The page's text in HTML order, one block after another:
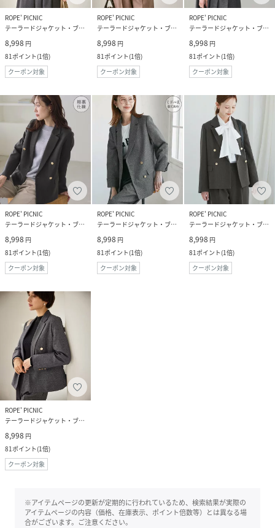
ROPE' PICNIC
テーラードジャケット・ブレザー
8,998 円
81ポイント(1倍)
クーポン対象
ROPE' PICNIC
テーラードジャケット・ブレザー
8,998 円
81ポイント(1倍)
クーポン対象
ROPE' PICNIC
テーラードジャケット・ブレザー
8,998 円
81ポイント(1倍)
クーポン対象
ROPE' PICNIC
テーラードジャケット・ブレザー
8,998 円
81ポイント(1倍)
クーポン対象
ROPE' PICNIC
テーラードジャケット・ブレザー
8,998 円
81ポイント(1倍)
クーポン対象
ROPE' PICNIC
テーラードジャケット・ブレザー
8,998 円
81ポイント(1倍)
クーポン対象
ROPE' PICNIC
テーラードジャケット・ブレザー
8,998 円
81ポイント(1倍)
クーポン対象
※アイテムページの更新が定期的に行われているため、検索結果が実際の
アイテムページの内容（価格、在庫表示、ポイント倍数等）とは異なる場
合がございます。ご注意ください。